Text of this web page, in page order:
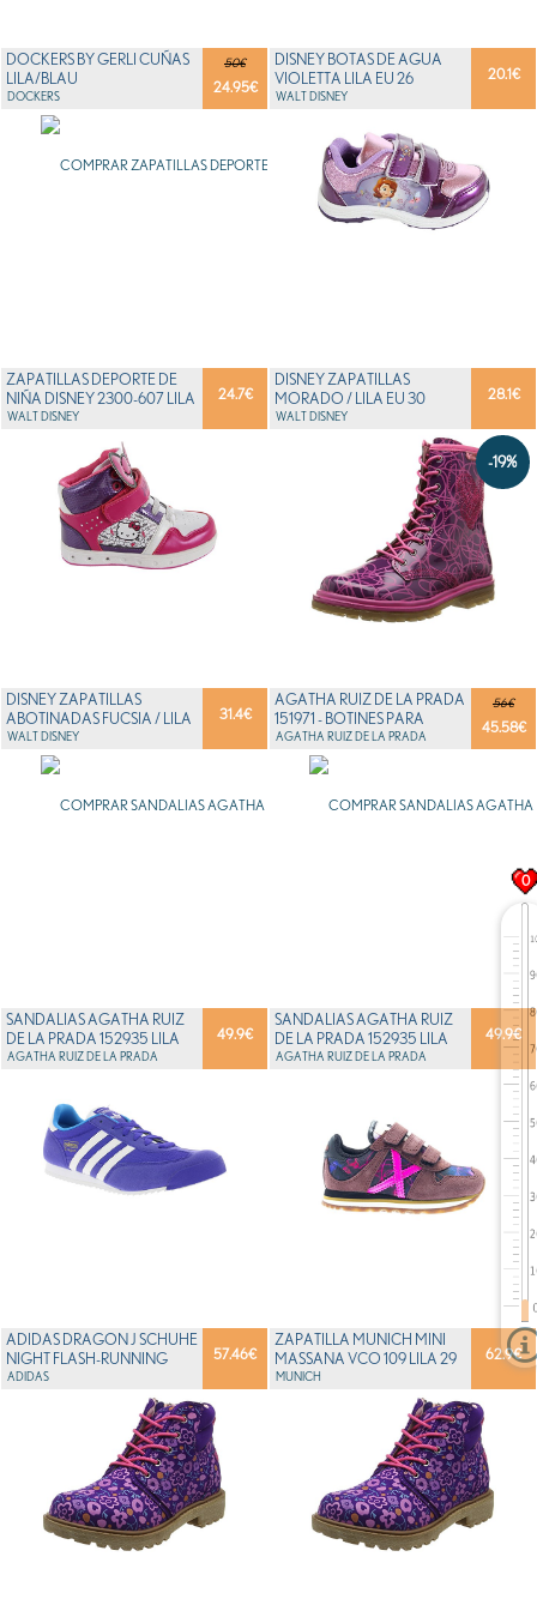
50€
24.95€
DOCKERS BY GERLI CUÑAS
LILA/BLAU
DOCKERS
20.1€
DISNEY BOTAS DE AGUA
VIOLETTA LILA EU 26
WALT DISNEY
24.7€
ZAPATILLAS DEPORTE DE
NIÑA DISNEY 2300-607 LILA
TALLA 33
WALT DISNEY
28.1€
DISNEY ZAPATILLAS
MORADO / LILA EU 30
WALT DISNEY
31.4€
DISNEY ZAPATILLAS
ABOTINADAS FUCSIA / LILA
EU 30
WALT DISNEY
-19%
56€
45.58€
AGATHA RUIZ DE LA PRADA
151971 - BOTINES PARA
NIÑAS, COLOR ...
AGATHA RUIZ DE LA PRADA
49.9€
SANDALIAS AGATHA RUIZ
DE LA PRADA 152935 LILA
AGATHA RUIZ DE LA PRADA
49.9€
SANDALIAS AGATHA RUIZ
DE LA PRADA 152935 LILA
AGATHA RUIZ DE LA PRADA
57.46€
ADIDAS DRAGON J SCHUHE
NIGHT FLASH-RUNNING
WHITE-SOLAR BLUE ...
ADIDAS
62.9€
ZAPATILLA MUNICH MINI
MASSANA VCO 109 LILA 29
MUNICH
0